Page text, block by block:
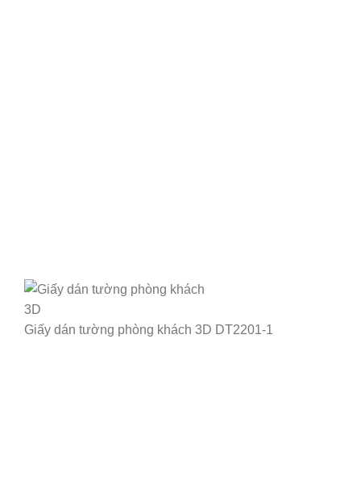
Giấy dán tường phòng khách 3D DT2201-1